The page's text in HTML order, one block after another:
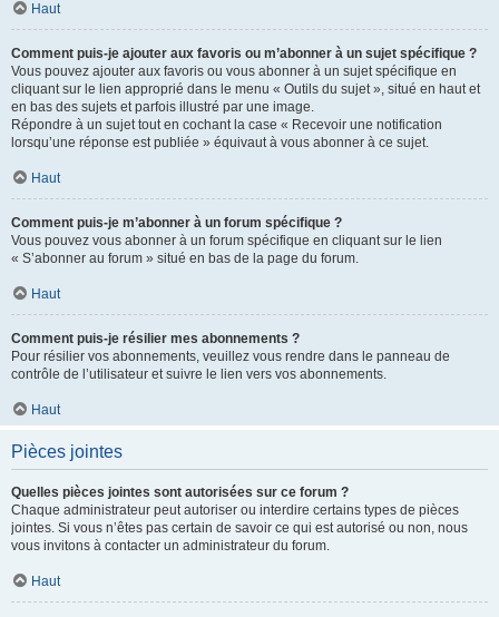
Haut
Comment puis-je ajouter aux favoris ou m’abonner à un sujet spécifique ?
Vous pouvez ajouter aux favoris ou vous abonner à un sujet spécifique en
cliquant sur le lien approprié dans le menu « Outils du sujet », situé en haut et
en bas des sujets et parfois illustré par une image.
Répondre à un sujet tout en cochant la case « Recevoir une notification
lorsqu’une réponse est publiée » équivaut à vous abonner à ce sujet.
Haut
Comment puis-je m’abonner à un forum spécifique ?
Vous pouvez vous abonner à un forum spécifique en cliquant sur le lien
« S’abonner au forum » situé en bas de la page du forum.
Haut
Comment puis-je résilier mes abonnements ?
Pour résilier vos abonnements, veuillez vous rendre dans le panneau de
contrôle de l’utilisateur et suivre le lien vers vos abonnements.
Haut
Pièces jointes
Quelles pièces jointes sont autorisées sur ce forum ?
Chaque administrateur peut autoriser ou interdire certains types de pièces
jointes. Si vous n’êtes pas certain de savoir ce qui est autorisé ou non, nous
vous invitons à contacter un administrateur du forum.
Haut